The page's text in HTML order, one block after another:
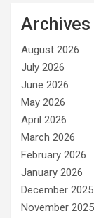
Archives
August 2026
July 2026
June 2026
May 2026
April 2026
March 2026
February 2026
January 2026
December 2025
November 2025